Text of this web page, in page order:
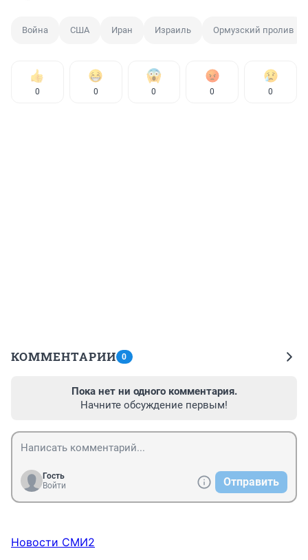
Война США Иран Израиль Ормузский пролив
0 0 0 0 0
КОММЕНТАРИИ 0
Пока нет ни одного комментария.
Начните обсуждение первым!
Гость
Войти
Отправить
Новости СМИ2